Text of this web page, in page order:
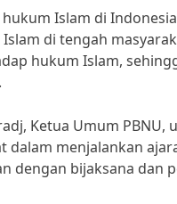
Islam di
di tengah
hukum Islam,
Ketua Umum
menjalankan
dengan bijaksana